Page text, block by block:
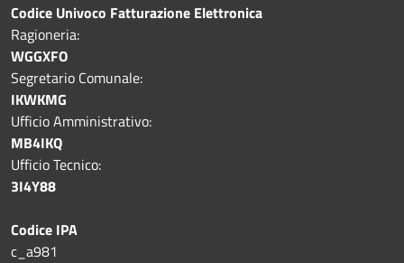
Codice Univoco Fatturazione Elettronica
Ragioneria:
WGGXFO
Segretario Comunale:
IKWKMG
Ufficio Amministrativo:
MB4IKQ
Ufficio Tecnico:
3I4Y88
Codice IPA
c_a981